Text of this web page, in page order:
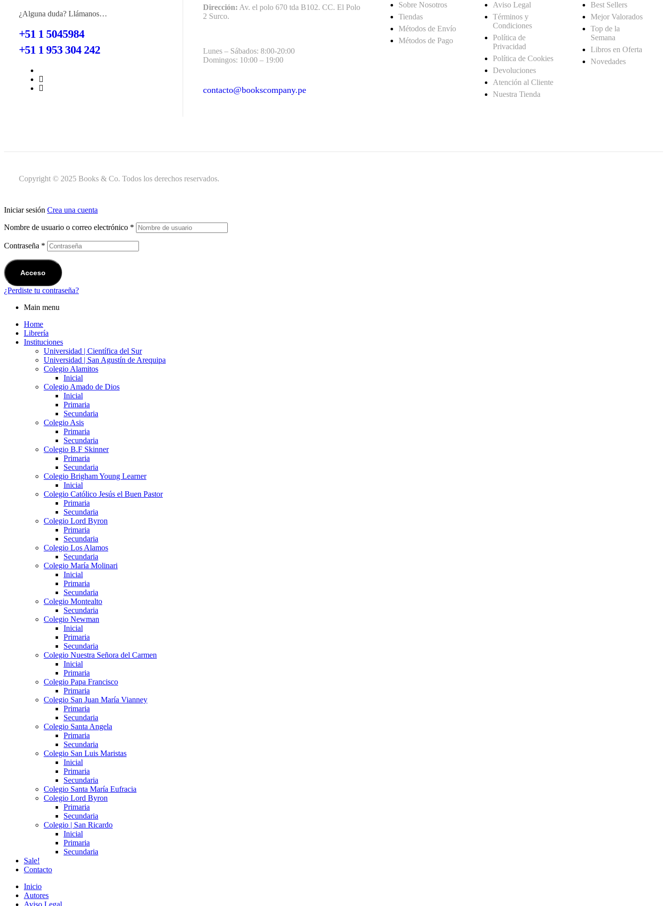
¿Alguna duda? Llámanos…
+51 1 5045984
+51 1 953 304 242
Dirección: Av. el polo 670 tda B102. CC. El Polo
2 Surco.
Lunes – Sábados: 8:00-20:00
Domingos: 10:00 – 19:00
contacto@bookscompany.pe
Sobre Nosotros
Tiendas
Métodos de Envío
Métodos de Pago
Aviso Legal
Términos y
Condiciones
Política de
Privacidad
Política de Cookies
Devoluciones
Atención al Cliente
Nuestra Tienda
Best Sellers
Mejor Valorados
Top de la
Semana
Libros en Oferta
Novedades
Copyright © 2025 Books & Co. Todos los derechos reservados.
Iniciar sesión Crea una cuenta
Nombre de usuario o correo electrónico *
Contraseña *
Acceso
¿Perdiste tu contraseña?
Main menu
Home
Librería
Instituciones
Universidad | Científica del Sur
Universidad | San Agustín de Arequipa
Colegio Alamitos
Inicial
Colegio Amado de Dios
Inicial
Primaria
Secundaria
Colegio Asis
Primaria
Secundaria
Colegio B.F Skinner
Primaria
Secundaria
Colegio Brigham Young Learner
Inicial
Colegio Católico Jesús el Buen Pastor
Primaria
Secundaria
Colegio Lord Byron
Primaria
Secundaria
Colegio Los Alamos
Secundaria
Colegio María Molinari
Inicial
Primaria
Secundaria
Colegio Montealto
Secundaria
Colegio Newman
Inicial
Primaria
Secundaria
Colegio Nuestra Señora del Carmen
Inicial
Primaria
Colegio Papa Francisco
Primaria
Colegio San Juan María Vianney
Primaria
Secundaria
Colegio Santa Angela
Primaria
Secundaria
Colegio San Luis Maristas
Inicial
Primaria
Secundaria
Colegio Santa María Eufracia
Colegio Lord Byron
Primaria
Secundaria
Colegio | San Ricardo
Inicial
Primaria
Secundaria
Sale!
Contacto
Inicio
Autores